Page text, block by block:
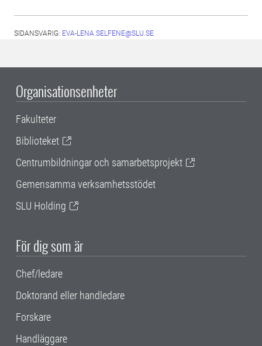
SIDANSVARIG: EVA-LENA.SELFENE@SLU.SE
Organisationsenheter
Fakulteter
Biblioteket
Centrumbildningar och samarbetsprojekt
Gemensamma verksamhetsstödet
SLU Holding
För dig som är
Chef/ledare
Doktorand eller handledare
Forskare
Handläggare